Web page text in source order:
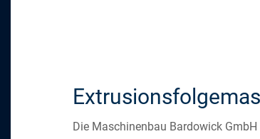
Die Maschinenbau Bardowick